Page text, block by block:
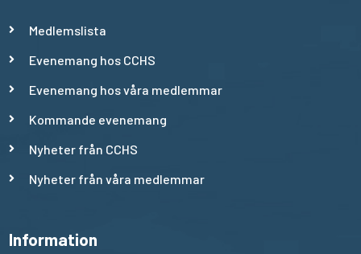
Medlemslista
Evenemang hos CCHS
Evenemang hos våra medlemmar
Kommande evenemang
Nyheter från CCHS
Nyheter från våra medlemmar
Information